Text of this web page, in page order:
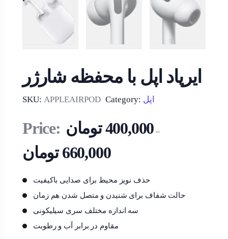
ایرپاد اپل با محفظه شارژر
Price: 400,000تومان –
660,000 تومان
حذف نویز محیط برای صدایی باکیفیت
حالت شفاف برای شنیدن و متصل شدن هم زمان
سه اندازه مختلف سری سیلیکونی
مقاوم در برابر آب و رطوبت
SKU: APPLEAIRPOD Category: اپل